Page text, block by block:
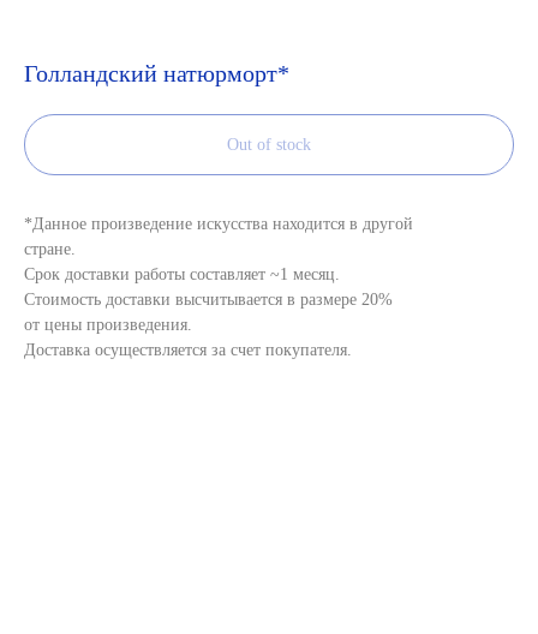
Голландский натюрморт*
Out of stock
*Данное произведение искусства находится в другой
стране.
Срок доставки работы составляет ~1 месяц.
Стоимость доставки высчитывается в размере 20%
от цены произведения.
Доставка осуществляется за счет покупателя.